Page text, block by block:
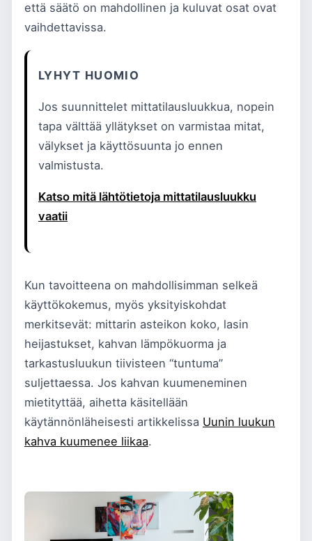
että säätö on mahdollinen ja kuluvat osat ovat
vaihdettavissa.
LYHYT HUOMIO
Jos suunnittelet mittatilausluukkua, nopein
tapa välttää yllätykset on varmistaa mitat,
välykset ja käyttösuunta jo ennen
valmistusta.
Katso mitä lähtötietoja mittatilausluukku
vaatii
Kun tavoitteena on mahdollisimman selkeä
käyttökokemus, myös yksityiskohdat
merkitsevät: mittarin asteikon koko, lasin
heijastukset, kahvan lämpökuorma ja
tarkastusluukun tiivisteen “tuntuma”
suljettaessa. Jos kahvan kuumeneminen
mietityttää, aihetta käsitellään
käytännönläheisesti artikkelissa Uunin luukun
kahva kuumenee liikaa.